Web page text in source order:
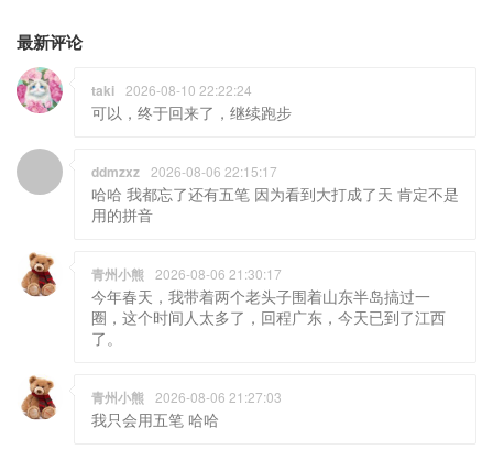
最新评论
taki 2026-08-10 22:22:24
可以，终于回来了，继续跑步
ddmzxz 2026-08-06 22:15:17
哈哈 我都忘了还有五笔 因为看到大打成了天 肯定不是
用的拼音
青州小熊 2026-08-06 21:30:17
今年春天，我带着两个老头子围着山东半岛搞过一
圈，这个时间人太多了，回程广东，今天已到了江西
了。
青州小熊 2026-08-06 21:27:03
我只会用五笔 哈哈